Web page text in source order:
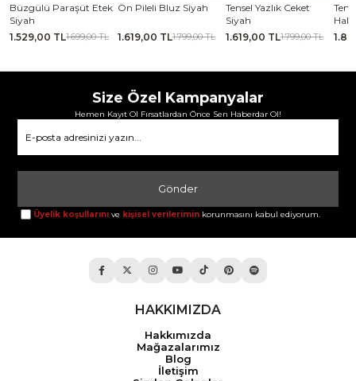
Büzgülü Paraşüt Etek
Siyah
1.529,00 TL1.699,00 TL
Ön Pileli Bluz Siyah
1.619,00 TL1.799,00 TL
Tensel Yazlık Ceket
Siyah
1.619,00 TL1.799,00 TL
Haki
Size Özel Kampanyalar
Hemen Kayıt Ol Fırsatlardan Önce Sen Haberdar Ol!
Gönder
Üyelik koşullarını ve kişisel verilerimin korunmasını kabul ediyorum.
HAKKIMIZDA
Hakkımızda
Mağazalarımız
Blog
İletişim